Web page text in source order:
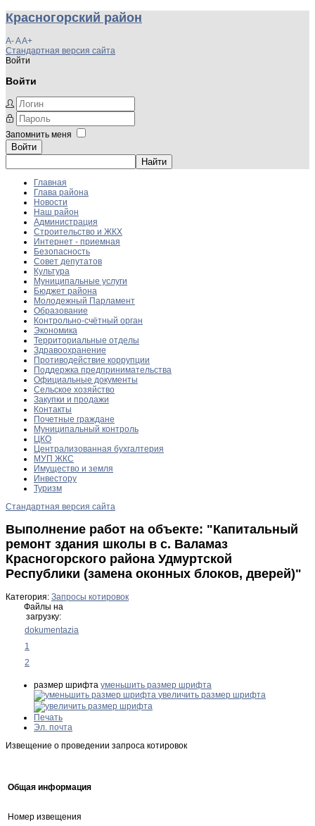
Красногорский район
A-AA+
Стандартная версия сайта
Войти
Войти
Запомнить меня
Войти
Главная
Глава района
Новости
Наш район
Администрация
Строительство и ЖКХ
Интернет - приемная
Безопасность
Совет депутатов
Культура
Муниципальные услуги
Бюджет района
Молодежный Парламент
Образование
Контрольно-счётный орган
Экономика
Территориальные отделы
Здравоохранение
Противодействие коррупции
Поддержка предпринимательства
Официальные документы
Сельское хозяйство
Закупки и продажи
Контакты
Почетные граждане
Муниципальный контроль
ЦКО
Централизованная бухгалтерия
МУП ЖКС
Имущество и земля
Инвестору
Туризм
Стандартная версия сайта
Выполнение работ на объекте: "Капитальный
ремонт здания школы в с. Валамаз
Красногорского района Удмуртской
Республики (замена оконных блоков, дверей)"
Категория: Запросы котировок
Файлы на
загрузку:
dokumentazia
1
2
размер шрифта уменьшить размер шрифта
увеличить размер шрифта
Печать
Эл. почта
Извещение о проведении запроса котировок
Общая информация
Номер извещения